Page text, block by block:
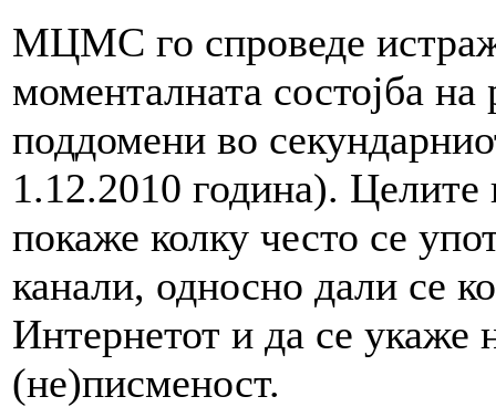
МЦМС го спроведе
моменталната состојба на
поддомени во
1.12.2010 година). Целите
покаже колку често се
канали, односно дали се
Интернетот и да се укаже
(не)писменост.